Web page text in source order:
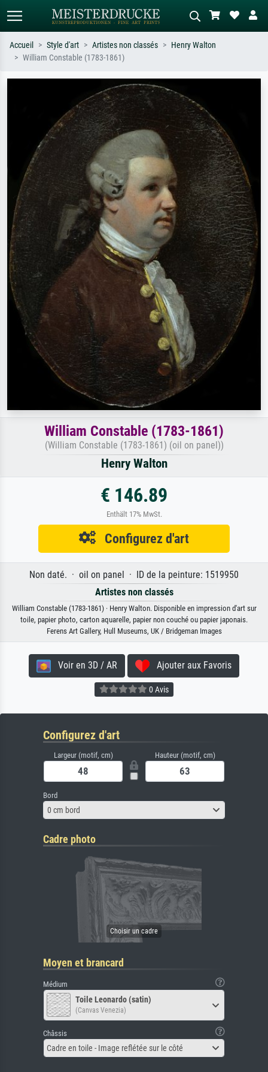
Recherchez par artiste, titre ou style –
ex. Monet, Nuit étoilée,
impressionnisme, vague de Hokusai,
nu.
Décrivez la scène – ex. prairie verte,
abstrait avec beaucoup de rouge,
tableau sombre, nu debout près d'un
arbre.
Accueil Style d'art Artistes non classés
Henry Walton
William Constable (1783-1861)
William Constable (1783-1861)
(William Constable (1783-1861) (oil on panel))
Henry Walton
€ 146.89
Enthält 17% MwSt.
Configurez d'art
Non daté. · oil on panel · ID de la peinture: 1519950
Artistes non classés
William Constable (1783-1861) · Henry Walton. Disponible en impression d'art sur
toile, papier photo, carton aquarelle, papier non couché ou papier japonais.
Ferens Art Gallery, Hull Museums, UK / Bridgeman Images
Voir en 3D / AR Ajouter aux Favoris
0 Avis
Configurez d'art
Largeur (motif, cm) Hauteur (motif, cm)
Bord
0 cm bord
Cadre photo
Moyen et brancard
Médium
Toile Leonardo (satin)
(Canvas Venezia)
Châssis
Cadre en toile - Image reflétée sur le côté